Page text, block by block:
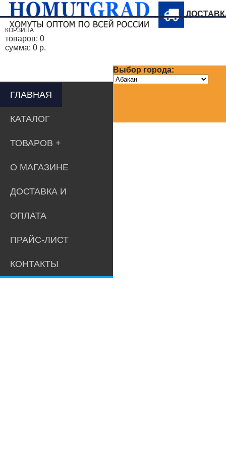
Выбор города:
КОРЗИНА
товаров: 0
сумма: 0 р.
ГЛАВНАЯ
КАТАЛОГ
ТОВАРОВ
О МАГАЗИНЕ
ДОСТАВКА И
ОПЛАТА
ПРАЙС-ЛИСТ
КОНТАКТЫ